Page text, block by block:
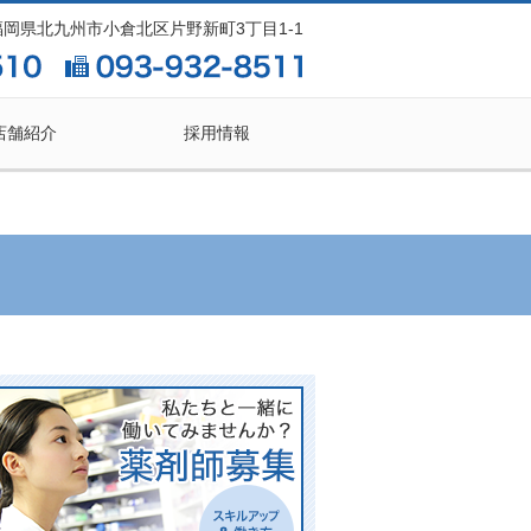
県北九州市小倉北区片野新町3丁目1-1
舗紹介 採用情報